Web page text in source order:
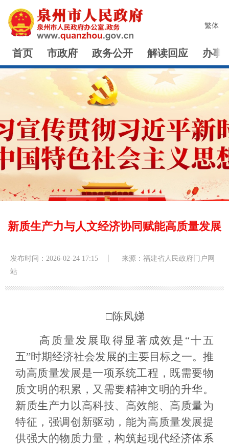
繁体
首页 市政府 政务公开 解读回应 办事
新质生产力与人文经济协同赋能高质量发展
发布时间：2026-02-24 17:15
来源：福建省人民政府门户网
站
□陈凤娣
高质量发展取得显著成效是“十五
五”时期经济社会发展的主要目标之一。推
动高质量发展是一项系统工程，既需要物
质文明的积累，又需要精神文明的升华。
新质生产力以高科技、高效能、高质量为
特征，强调创新驱动，能为高质量发展提
供强大的物质力量，构筑起现代经济体系